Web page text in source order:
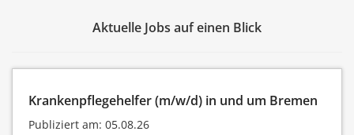
Aktuelle Jobs auf einen Blick
Krankenpflegehelfer (m/w/d) in und um Bremen
Publiziert am: 05.08.26